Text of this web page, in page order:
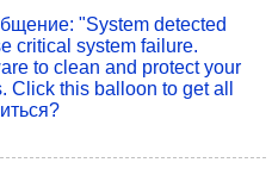
"System detected
critical system failure.
to clean and protect your
Click this balloon to get all